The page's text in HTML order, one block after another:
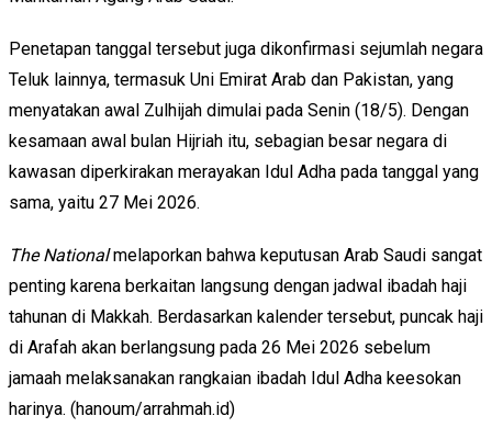
Penetapan tanggal tersebut juga dikonfirmasi sejumlah negara
Teluk lainnya, termasuk Uni Emirat Arab dan Pakistan, yang
menyatakan awal Zulhijah dimulai pada Senin (18/5). Dengan
kesamaan awal bulan Hijriah itu, sebagian besar negara di
kawasan diperkirakan merayakan Idul Adha pada tanggal yang
sama, yaitu 27 Mei 2026.
The Nationalmelaporkan bahwa keputusan Arab Saudi sangat
penting karena berkaitan langsung dengan jadwal ibadah haji
tahunan di Makkah. Berdasarkan kalender tersebut, puncak haji
di Arafah akan berlangsung pada 26 Mei 2026 sebelum
jamaah melaksanakan rangkaian ibadah Idul Adha keesokan
harinya. (hanoum/arrahmah.id)